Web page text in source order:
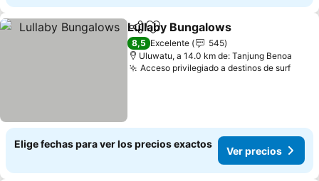
CompartirAgregar a favoritos
Lullaby Bungalows
8,5 Excelente
545
Uluwatu, a 14.0 km de: Tanjung Benoa
Acceso privilegiado a destinos de surf
Elige fechas para ver los precios exactos
Ver precios